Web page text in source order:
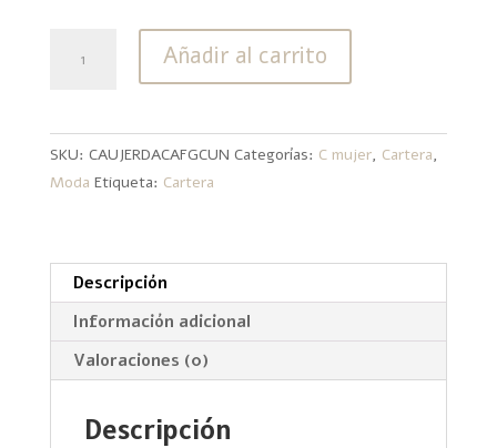
Tombstone
SC/GC
cantidad
Añadir al carrito
SKU: CAUJERDACAFGCUN Categorías: C mujer, Cartera,
Moda Etiqueta: Cartera
Descripción
Información adicional
Valoraciones (0)
Descripción